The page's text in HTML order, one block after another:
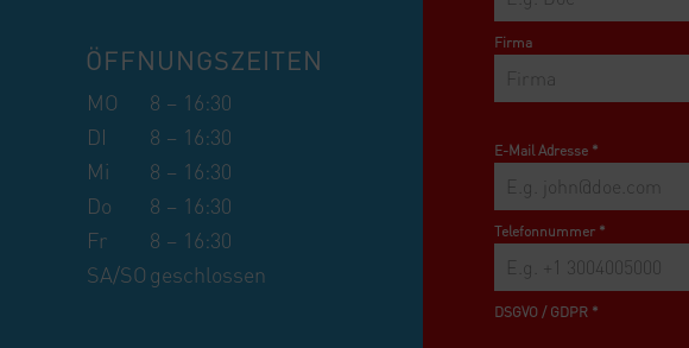
ÖFFNUNGSZEITEN
MO
8 – 16:30
DI
8 – 16:30
Mi
8 – 16:30
Do
8 – 16:30
Fr
8 – 16:30
SA/SO geschlossen
Firma
E-Mail Adresse *
Telefonnummer *
DSGVO / GDPR *